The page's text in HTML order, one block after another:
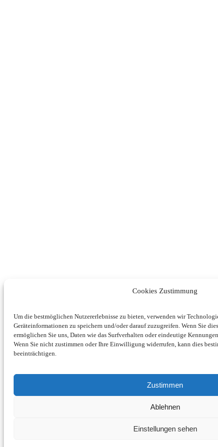
Cookies Zustimmung
Um die bestmöglichen Nutzererlebnisse zu bieten, verwenden wir
Geräteinformationen zu speichern und/oder darauf zuzugreifen. Wenn Sie
ermöglichen Sie uns, Daten wie das Surfverhalten oder eindeutige
Wenn Sie nicht zustimmen oder Ihre Einwilligung widerrufen, kann dies
beeinträchtigen.
Zustimmen
Ablehnen
Einstellungen sehen